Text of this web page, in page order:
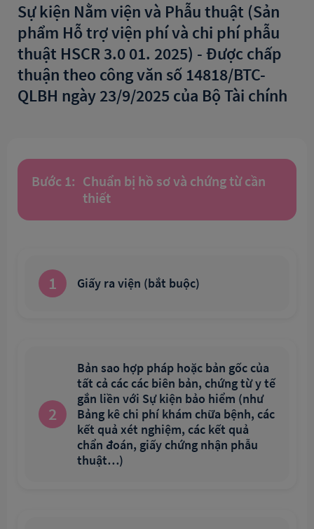
Sự kiện Nằm viện và Phẫu thuật (Sản
phẩm Hỗ trợ viện phí và chi phí phẫu
thuật HSCR 3.0 01. 2025) - Được chấp
thuận theo công văn số 14818/BTC-
QLBH ngày 23/9/2025 của Bộ Tài chính
Bước 1: Chuẩn bị hồ sơ và chứng từ cần
thiết
1 Giấy ra viện (bắt buộc)
2
Bản sao hợp pháp hoặc bản gốc của
tất cả các các biên bản, chứng từ y tế
gắn liền với Sự kiện bảo hiểm (như
Bảng kê chi phí khám chữa bệnh, các
kết quả xét nghiệm, các kết quả
chẩn đoán, giấy chứng nhận phẫu
thuật…)